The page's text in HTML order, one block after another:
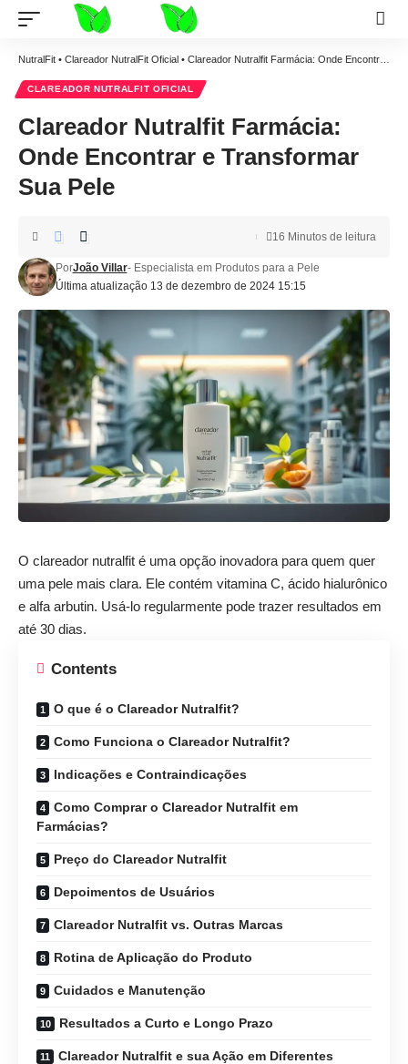
NutralFit • Clareador NutralFit Oficial • Clareador Nutralfit Farmácia: Onde Encontrar e Transformar Sua Pele
CLAREADOR NUTRALFIT OFICIAL
Clareador Nutralfit Farmácia:
Onde Encontrar e Transformar
Sua Pele
Última atualização 13 de dezembro de 2024 15:15
PorJoão Villar- Especialista em Produtos para a Pele
16 Minutos de leitura
O clareador nutralfit é uma opção inovadora para quem quer
uma pele mais clara. Ele contém vitamina C, ácido hialurônico
e alfa arbutin. Usá-lo regularmente pode trazer resultados em
até 30 dias.
Contents
O que é o Clareador Nutralfit?
Como Funciona o Clareador Nutralfit?
Indicações e Contraindicações
Como Comprar o Clareador Nutralfit em
Farmácias?
Preço do Clareador Nutralfit
Depoimentos de Usuários
Clareador Nutralfit vs. Outras Marcas
Rotina de Aplicação do Produto
Cuidados e Manutenção
Resultados a Curto e Longo Prazo
Clareador Nutralfit e sua Ação em Diferentes